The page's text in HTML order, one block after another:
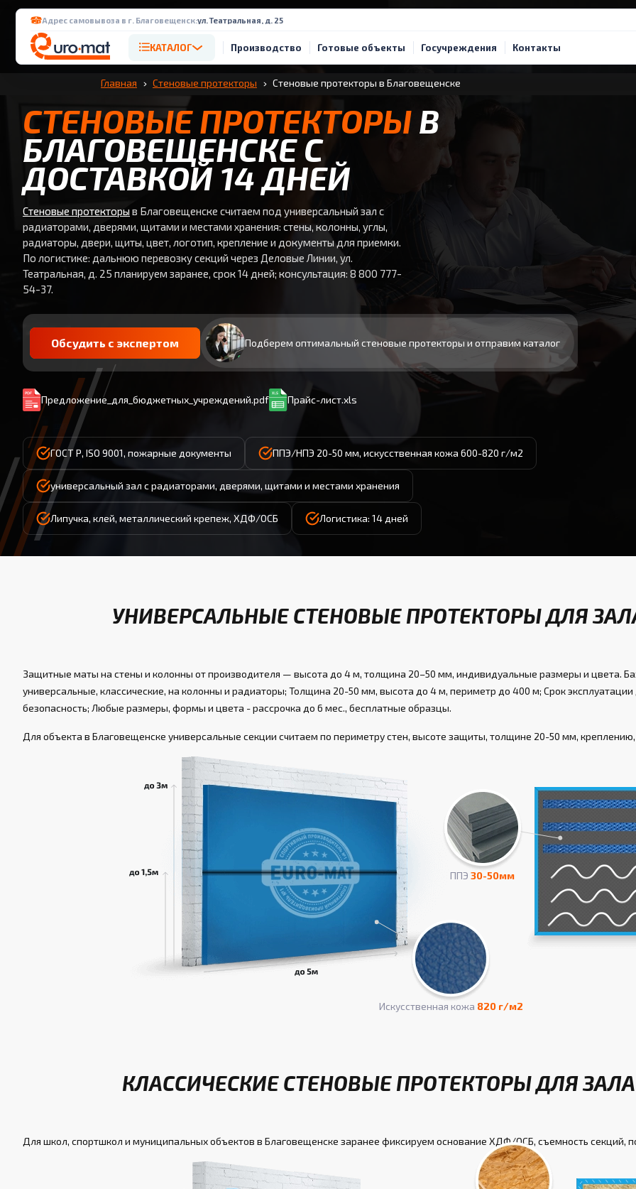
Адрес самовывоза в г. Благовещенск:ул. Театральная, д. 25
КАТАЛОГ Производство Готовые объекты Госучреждения Контакты
Главная Стеновые протекторы Стеновые протекторы в Благовещенске
СТЕНОВЫЕ ПРОТЕКТОРЫ В
БЛАГОВЕЩЕНСКЕ С
ДОСТАВКОЙ 14 ДНЕЙ
Стеновые протекторы в Благовещенске считаем под универсальный зал с
радиаторами, дверями, щитами и местами хранения: стены, колонны, углы,
радиаторы, двери, щиты, цвет, логотип, крепление и документы для приемки.
По логистике: дальнюю перевозку секций через Деловые Линии, ул.
Театральная, д. 25 планируем заранее, срок 14 дней; консультация: 8 800 777-
54-37.
Обсудить с экспертом Подберем оптимальный стеновые протекторы и отправим каталог
Предложение_для_бюджетных_учреждений.pdf Прайс-лист.xls
ГОСТ Р, ISO 9001, пожарные документы ППЭ/НПЭ 20-50 мм, искусственная кожа 600-820 г/м2
универсальный зал с радиаторами, дверями, щитами и местами хранения
Липучка, клей, металлический крепеж, ХДФ/ОСБ Логистика: 14 дней
УНИВЕРСАЛЬНЫЕ СТЕНОВЫЕ ПРОТЕКТОРЫ ДЛЯ
Защитные маты на стены и колонны от производителя — высота до 4 м, толщина 20–50 мм, индивидуальные размеры и цвета.
универсальные, классические, на колонны и радиаторы; Толщина 20-50 мм, высота до 4 м, периметр до 400 м; Срок
безопасность; Любые размеры, формы и цвета - рассрочка до 6 мес., бесплатные образцы.
Для объекта в Благовещенске универсальные секции считаем по периметру стен, высоте защиты, толщине 20-50 мм,
Искусcтвенная кожа 820 г/м2
ППЭ 30-50мм
КЛАССИЧЕСКИЕ СТЕНОВЫЕ ПРОТЕКТОРЫ ДЛЯ
Для школ, спортшкол и муниципальных объектов в Благовещенске заранее фиксируем основание ХДФ/ОСБ, съемность секций,